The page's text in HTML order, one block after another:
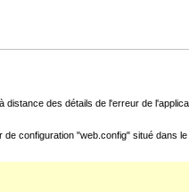
des détails de l'erreur de
configuration "web.config" situé dans